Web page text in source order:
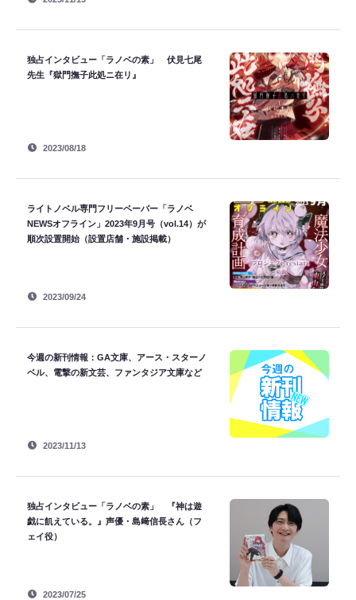
独占インタビュー「ラノベの素」 伏見七尾
先生『獄門撫子此処ニ在リ』
2023/08/18
ライトノベル専門フリーペーパー「ラノベ
NEWSオフライン」2023年9月号（vol.14）が
順次設置開始（設置店舗・施設掲載）
2023/09/24
今週の新刊情報：GA文庫、アース・スターノ
ベル、電撃の新文芸、ファンタジア文庫など
2023/11/13
独占インタビュー「ラノベの素」 『神は遊
戯に飢えている。』声優・島﨑信長さん（フ
ェイ役）
2023/07/25